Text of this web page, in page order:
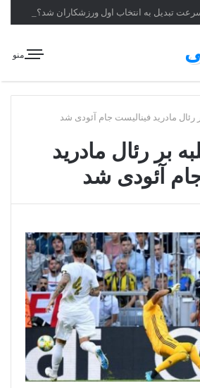
تبدیل به انتخاب اول ورزشکاران شد؟
منو
بر رئال مادرید فینالیست جام آئودی شد
بر رئال مادرید
آئودی شد